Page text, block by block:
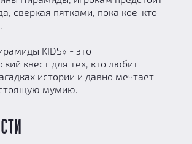
сверкая пятками, пока кое-кто
KIDS» - это
квест для тех, кто любит
истории и давно мечтает
мумию.